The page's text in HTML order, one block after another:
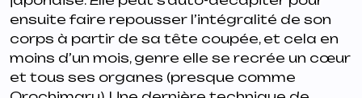
ensuite faire repousser l’intégralité de son
corps à partir de sa tête coupée, et cela en
moins d’un mois, genre elle se recrée un cœur
et tous ses organes (presque comme